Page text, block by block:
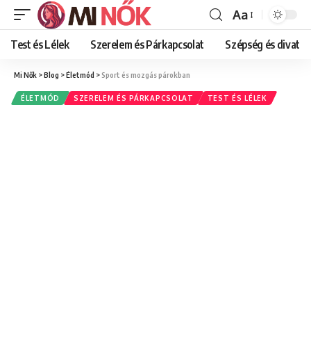
Font
Resizer
Aa
Test és Lélek Szerelem és Párkapcsolat Szépség és divat
Mi Nők >Blog >Életmód >Sport és mozgás párokban
ÉLETMÓD SZERELEM ÉS PÁRKAPCSOLAT TEST ÉS LÉLEK